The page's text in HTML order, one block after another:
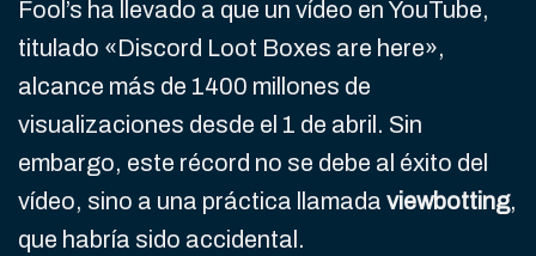
Fool’s ha llevado a que un vídeo en YouTube,
titulado «Discord Loot Boxes are here»,
alcance más de 1400 millones de
visualizaciones desde el 1 de abril. Sin
embargo, este récord no se debe al éxito del
vídeo, sino a una práctica llamada viewbotting,
que habría sido accidental.